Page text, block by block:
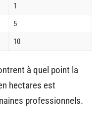
1
5
10
à quel point la
hectares est
professionnels.